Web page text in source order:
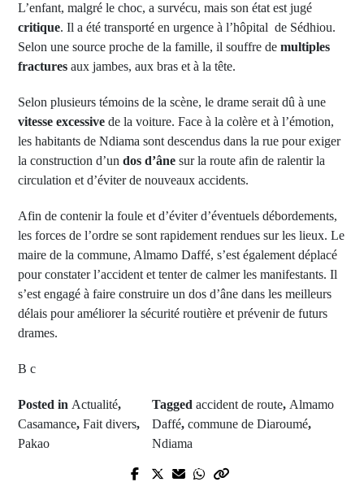
L’enfant, malgré le choc, a survécu, mais son état est jugé
critique. Il a été transporté en urgence à l’hôpital de Sédhiou.
Selon une source proche de la famille, il souffre de multiples
fractures aux jambes, aux bras et à la tête.
Selon plusieurs témoins de la scène, le drame serait dû à une
vitesse excessive de la voiture. Face à la colère et à l’émotion,
les habitants de Ndiama sont descendus dans la rue pour exiger
la construction d’un dos d’âne sur la route afin de ralentir la
circulation et d’éviter de nouveaux accidents.
Afin de contenir la foule et d’éviter d’éventuels débordements,
les forces de l’ordre se sont rapidement rendues sur les lieux. Le
maire de la commune, Almamo Daffé, s’est également déplacé
pour constater l’accident et tenter de calmer les manifestants. Il
s’est engagé à faire construire un dos d’âne dans les meilleurs
délais pour améliorer la sécurité routière et prévenir de futurs
drames.
B c
Posted in Actualité,
Casamance, Fait divers,
Pakao
Taggedaccident de route, Almamo
Daffé,commune de Diaroumé,
Ndiama
Prev Post